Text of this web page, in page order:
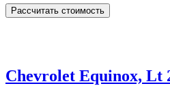
Chevrolet Equinox, Lt